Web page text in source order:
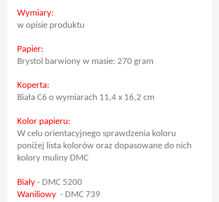
Wymiary:
w opisie produktu
Papier:
Brystol barwiony w masie: 270 gram
Koperta:
Biała C6 o wymiarach 11,4 x 16,2 cm
Kolor papieru:
W celu orientacyjnego sprawdzenia koloru
poniżej lista kolorów oraz dopasowane do nich
kolory muliny DMC
Biały - DMC 5200
Waniliowy - DMC 739